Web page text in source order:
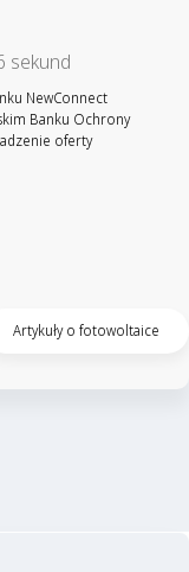
sekund
NewConnect
Banku Ochrony
oferty
Artykuły o fotowoltaice